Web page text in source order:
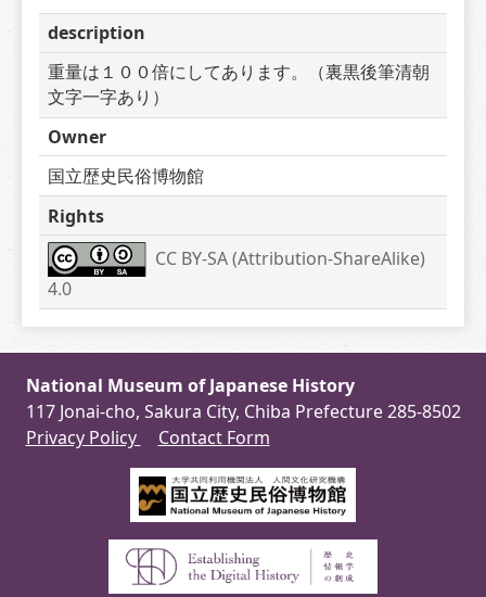
description
重量は１００倍にしてあります。（裏黒後筆清朝
文字一字あり）
Owner
国立歴史民俗博物館
Rights
CC BY-SA (Attribution-ShareAlike)
4.0
National Museum of Japanese History
117 Jonai-cho, Sakura City, Chiba Prefecture 285-8502
Privacy Policy
Contact Form